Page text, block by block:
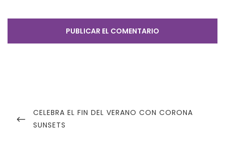
entradas
PREVIOUS
POST
CELEBRA EL FIN DEL VERANO CON CORONA
SUNSETS